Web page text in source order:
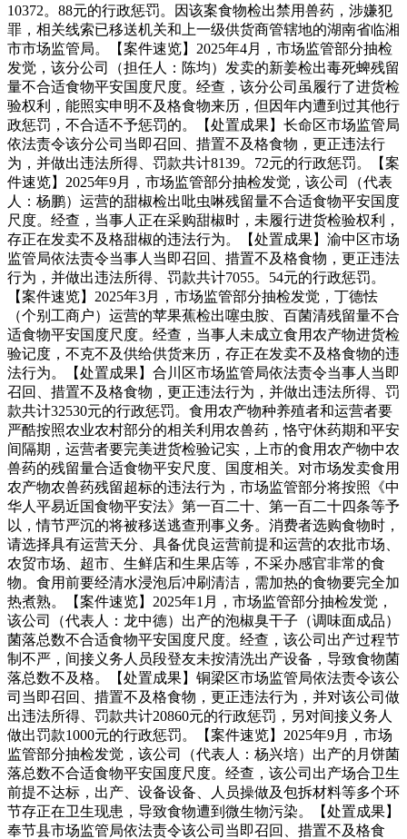
10372。88元的行政惩罚。因该案食物检出禁用兽药，涉嫌犯
罪，相关线索已移送机关和上一级供货商管辖地的湖南省临湘
市市场监管局。【案件速览】2025年4月，市场监管部分抽检
发觉，该分公司（担任人：陈均）发卖的新姜检出毒死蜱残留
量不合适食物平安国度尺度。经查，该分公司虽履行了进货检
验权利，能照实申明不及格食物来历，但因年内遭到过其他行
政惩罚，不合适不予惩罚的。【处置成果】长命区市场监管局
依法责令该分公司当即召回、措置不及格食物，更正违法行
为，并做出违法所得、罚款共计8139。72元的行政惩罚。【案
件速览】2025年9月，市场监管部分抽检发觉，该公司（代表
人：杨鹏）运营的甜椒检出吡虫啉残留量不合适食物平安国度
尺度。经查，当事人正在采购甜椒时，未履行进货检验权利，
存正在发卖不及格甜椒的违法行为。【处置成果】渝中区市场
监管局依法责令当事人当即召回、措置不及格食物，更正违法
行为，并做出违法所得、罚款共计7055。54元的行政惩罚。
【案件速览】2025年3月，市场监管部分抽检发觉，丁德怯
（个别工商户）运营的苹果蕉检出噻虫胺、百菌清残留量不合
适食物平安国度尺度。经查，当事人未成立食用农产物进货检
验记度，不克不及供给供货来历，存正在发卖不及格食物的违
法行为。【处置成果】合川区市场监管局依法责令当事人当即
召回、措置不及格食物，更正违法行为，并做出违法所得、罚
款共计32530元的行政惩罚。食用农产物种养殖者和运营者要
严酷按照农业农村部分的相关利用农兽药，恪守休药期和平安
间隔期，运营者要完美进货检验记实，上市的食用农产物中农
兽药的残留量合适食物平安尺度、国度相关。对市场发卖食用
农产物农兽药残留超标的违法行为，市场监管部分将按照《中
华人平易近国食物平安法》第一百二十、第一百二十四条等予
以，情节严沉的将被移送逃查刑事义务。消费者选购食物时，
请选择具有运营天分、具备优良运营前提和运营的农批市场、
农贸市场、超市、生鲜店和生果店等，不采办感官非常的食
物。食用前要经清水浸泡后冲刷清洁，需加热的食物要完全加
热煮熟。【案件速览】2025年1月，市场监管部分抽检发觉，
该公司（代表人：龙中德）出产的泡椒臭干子（调味面成品）
菌落总数不合适食物平安国度尺度。经查，该公司出产过程节
制不严，间接义务人员段登友未按清洗出产设备，导致食物菌
落总数不及格。【处置成果】铜梁区市场监管局依法责令该公
司当即召回、措置不及格食物，更正违法行为，并对该公司做
出违法所得、罚款共计20860元的行政惩罚，另对间接义务人
做出罚款1000元的行政惩罚。【案件速览】2025年9月，市场
监管部分抽检发觉，该公司（代表人：杨兴培）出产的月饼菌
落总数不合适食物平安国度尺度。经查，该公司出产场合卫生
前提不达标，出产、设备设备、人员操做及包拆材料等多个环
节存正在卫生现患，导致食物遭到微生物污染。【处置成果】
奉节县市场监管局依法责令该公司当即召回、措置不及格食